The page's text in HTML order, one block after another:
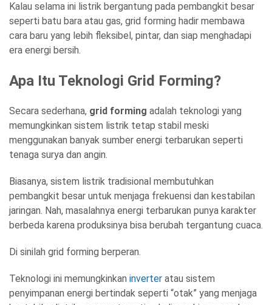
Kalau selama ini listrik bergantung pada pembangkit besar
seperti batu bara atau gas, grid forming hadir membawa
cara baru yang lebih fleksibel, pintar, dan siap menghadapi
era energi bersih.
Apa Itu Teknologi Grid Forming?
Secara sederhana, grid forming adalah teknologi yang
memungkinkan sistem listrik tetap stabil meski
menggunakan banyak sumber energi terbarukan seperti
tenaga surya dan angin.
Biasanya, sistem listrik tradisional membutuhkan
pembangkit besar untuk menjaga frekuensi dan kestabilan
jaringan. Nah, masalahnya energi terbarukan punya karakter
berbeda karena produksinya bisa berubah tergantung cuaca.
Di sinilah grid forming berperan.
Teknologi ini memungkinkan inverter atau sistem
penyimpanan energi bertindak seperti “otak” yang menjaga